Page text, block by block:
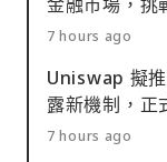
7 hours ago
Uniswap 擬
露新機制，正
7 hours ago